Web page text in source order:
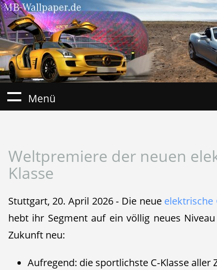
Menü
Weltpremiere der neuen
Klasse
Stuttgart, 20. April 2026 - Die neue elektrische
hebt ihr Segment auf ein völlig neues
Zukunft neu:
Aufregend: die sportlichste C‑Klasse